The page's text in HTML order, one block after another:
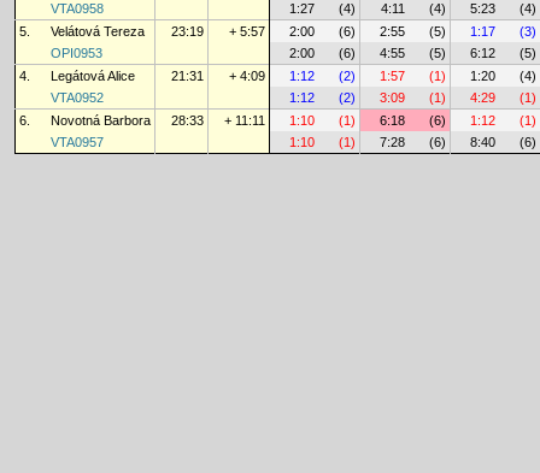
VTA0958
1:27 (4) 4:11 (4) 5:23
(4)
5.
Velátová Tereza 23:19 + 5:57 2:00 (6) 2:55 (5) 1:17
(3)
OPI0953
2:00 (6) 4:55 (5) 6:12
(5)
4.
Legátová Alice 21:31 + 4:09 1:12 (2) 1:57 (1) 1:20
(4)
VTA0952
1:12 (2) 3:09 (1) 4:29
(1)
6.
Novotná Barbora 28:33 + 11:11 1:10 (1) 6:18 (6) 1:12
(1)
VTA0957
1:10 (1) 7:28 (6) 8:40 (6)